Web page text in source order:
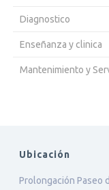
Diagnostico
Enseñanza y clinica
Mantenimiento y
Ubicación
Prolongación Paseo